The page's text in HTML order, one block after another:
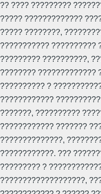
?? ???? ?????????
????? ?????????????
????? ????????,
??????????? ??????????
????????? ??????????,
???????? ?????????????
?????????? ?
????????????
???????, ??????????
???????????? ???????
??????????????,
????????????. ???
????????? ?
???????????????????,